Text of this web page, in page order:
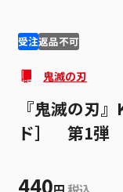
受注返品不可
鬼滅の刃
『鬼滅の刃
ド］ 第1弾
440